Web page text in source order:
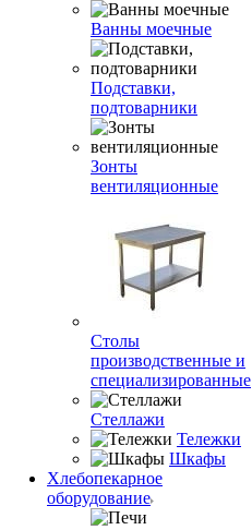
Ванны моечные
Подставки,
подтоварники
Зонты
вентиляционные
Столы
производственные и
специализированные
Стеллажи
Тележки
Шкафы
Хлебопекарное
оборудование